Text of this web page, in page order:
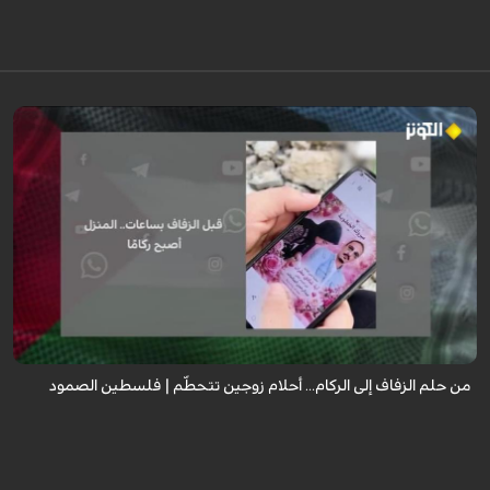
رواية مؤثرة لعروس من غزة كانت تستعد ليوم زفافها، جهزت كل شيء من ذهب
وملابس وجهاز العرس، لكن قبل ساعات من الموعد استهدف القصف منزل زوجها
ليفقدا كل شيء ...
من حلم الزفاف إلى الركام... أحلام زوجين تتحطّم | فلسطين الصمود